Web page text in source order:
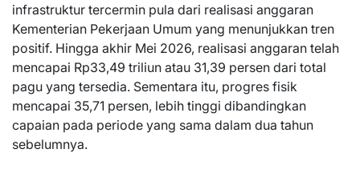
infrastruktur tercermin pula dari realisasi anggaran
Kementerian Pekerjaan Umum yang menunjukkan tren
positif. Hingga akhir Mei 2026, realisasi anggaran telah
mencapai Rp33,49 triliun atau 31,39 persen dari total
pagu yang tersedia. Sementara itu, progres fisik
mencapai 35,71 persen, lebih tinggi dibandingkan
capaian pada periode yang sama dalam dua tahun
sebelumnya.